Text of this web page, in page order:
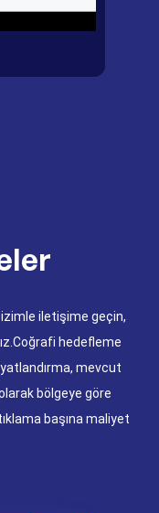
iletişime geçin,
hedefleme
mevcut
bölgeye göre
başına maliyet